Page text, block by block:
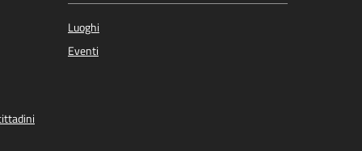
Luoghi
Eventi